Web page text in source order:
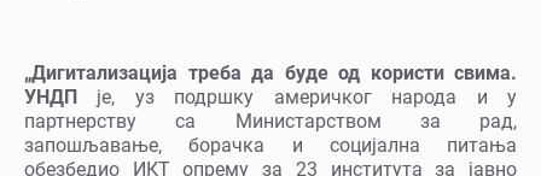
„Дигитализација треба да буде од користи свима.
УНДП је, уз подршку америчког народа и у
партнерству са Министарством за рад,
запошљавање, борачка и социјална питања
обезбедио ИКТ опрему за 23 института за јавно